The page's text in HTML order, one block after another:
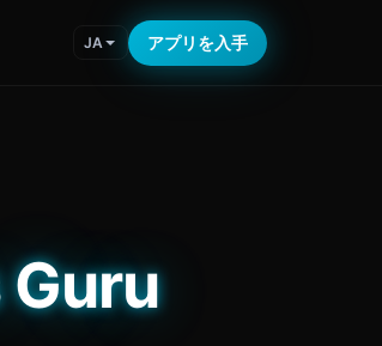
JA アプリを入手